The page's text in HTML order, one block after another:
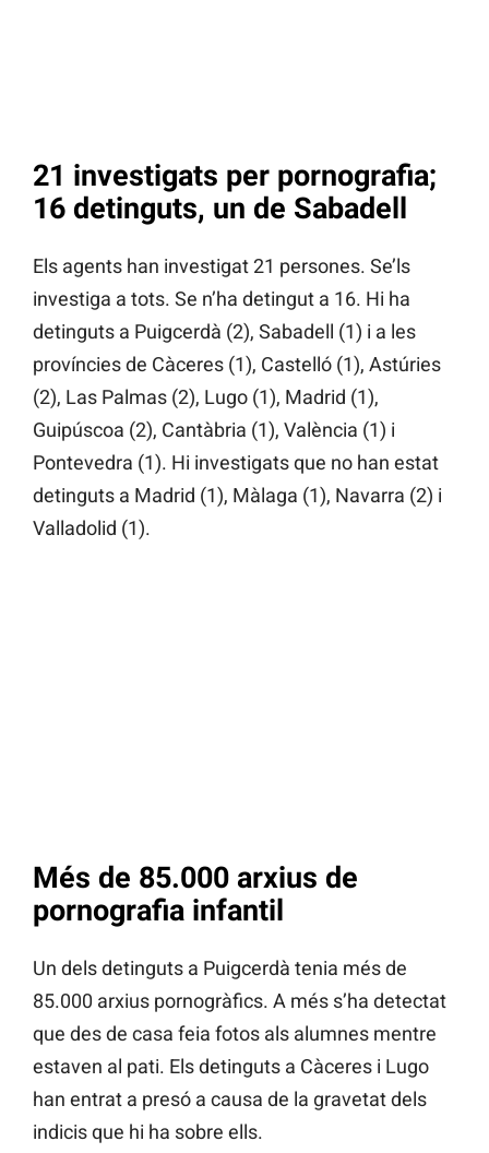
21 investigats per pornografia;
16 detinguts, un de Sabadell
Els agents han investigat 21 persones. Se’ls
investiga a tots. Se n’ha detingut a 16. Hi ha
detinguts a Puigcerdà (2), Sabadell (1) i a les
províncies de Càceres (1), Castelló (1), Astúries
(2), Las Palmas (2), Lugo (1), Madrid (1),
Guipúscoa (2), Cantàbria (1), València (1) i
Pontevedra (1). Hi investigats que no han estat
detinguts a Madrid (1), Màlaga (1), Navarra (2) i
Valladolid (1).
Més de 85.000 arxius de
pornografia infantil
Un dels detinguts a Puigcerdà tenia més de
85.000 arxius pornogràfics. A més s’ha detectat
que des de casa feia fotos als alumnes mentre
estaven al pati. Els detinguts a Càceres i Lugo
han entrat a presó a causa de la gravetat dels
indicis que hi ha sobre ells.